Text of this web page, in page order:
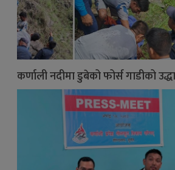
कर्णाली नदीमा डुबेको फोर्स गाडीको